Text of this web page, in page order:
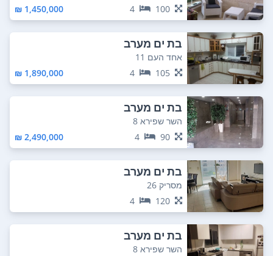
100
4
1,450,000 ₪
בת ים מערב
אחד העם 11
105
4
1,890,000 ₪
בת ים מערב
השר שפירא 8
90
4
2,490,000 ₪
בת ים מערב
מסריק 26
120
4
בת ים מערב
השר שפירא 8